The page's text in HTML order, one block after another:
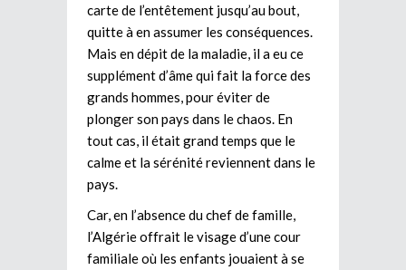
carte de l’entêtement jusqu’au bout,
quitte à en assumer les conséquences.
Mais en dépit de la maladie, il a eu ce
supplément d’âme qui fait la force des
grands hommes, pour éviter de
plonger son pays dans le chaos. En
tout cas, il était grand temps que le
calme et la sérénité reviennent dans le
pays.
Car, en l’absence du chef de famille,
l’Algérie offrait le visage d’une cour
familiale où les enfants jouaient à se